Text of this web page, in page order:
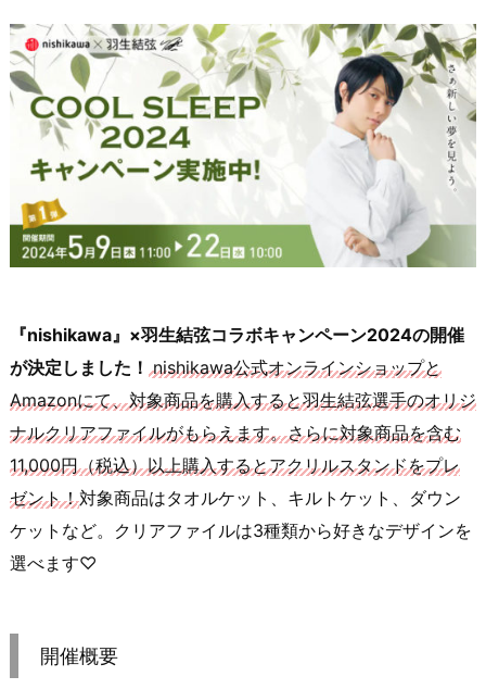
『nishikawa』×羽生結弦コラボキャンペーン2024の開催
が決定しました！ nishikawa公式オンラインショップと
Amazonにて、対象商品を購入すると羽生結弦選手のオリジ
ナルクリアファイルがもらえます。さらに対象商品を含む
11,000円（税込）以上購入するとアクリルスタンドをプレ
ゼント！対象商品はタオルケット、キルトケット、ダウン
ケットなど。クリアファイルは3種類から好きなデザインを
選べます♡
開催概要